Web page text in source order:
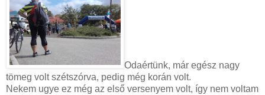
Odaértünk, már egész nagy
tömeg volt szétszórva, pedig még korán volt.
Nekem ugye ez még az első versenyem volt, így nem voltam